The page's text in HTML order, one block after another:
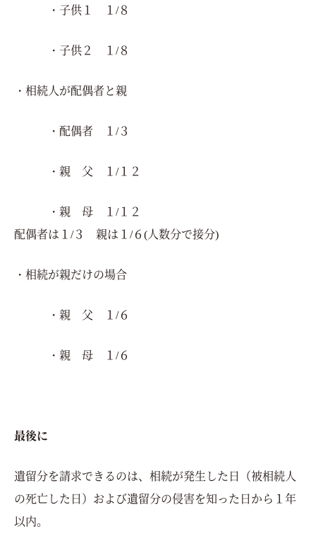
・子供１ １/８
・子供２ １/８
・相続人が配偶者と親
・配偶者 １/３
・親 父 １/１２
・親 母 １/１２
配偶者は１/３ 親は１/６(人数分で接分)
・相続が親だけの場合
・親 父 １/６
・親 母 １/６
最後に
遺留分を請求できるのは、相続が発生した日（被相続人
の死亡した日）および遺留分の侵害を知った日から１年
以内。